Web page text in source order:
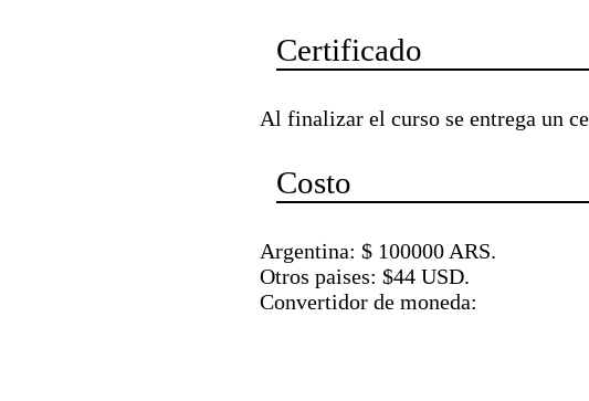
Certificado
Al finalizar el curso se entrega un
Costo
Argentina: $ 100000 ARS.
Otros paises: $44 USD.
Convertidor de moneda: